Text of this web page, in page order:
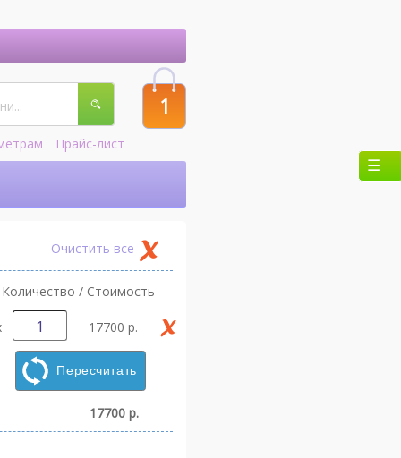
Прайс-лист
1
Очистить все
Количество / Стоимость
17700 р.
Пересчитать
17700 р.